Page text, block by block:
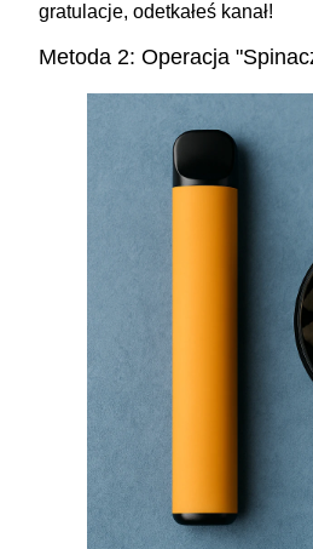
gratulacje, odetkałeś kanał!
Metoda 2: Operacja